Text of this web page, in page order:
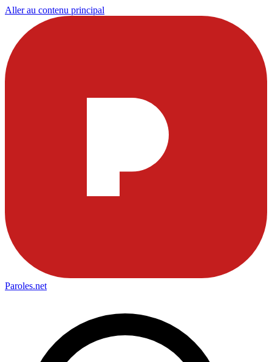
Aller au contenu principal
Paroles.net